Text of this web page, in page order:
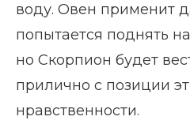
воду. Овен применит
попытается поднять
но Скорпион будет
прилично с позиции
нравственности.